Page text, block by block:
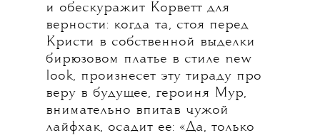
и обескуражит Корветт для
верности: когда та, стоя перед
Кристи в собственной выделки
бирюзовом платье в стиле new
look, произнесет эту тираду про
веру в будущее, героиня Мур,
внимательно впитав чужой
лайфхак, осадит ее: «Да, только